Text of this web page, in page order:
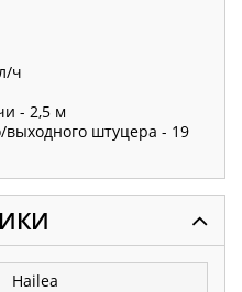
ч
- 2,5 м
штуцера - 19
Hailea